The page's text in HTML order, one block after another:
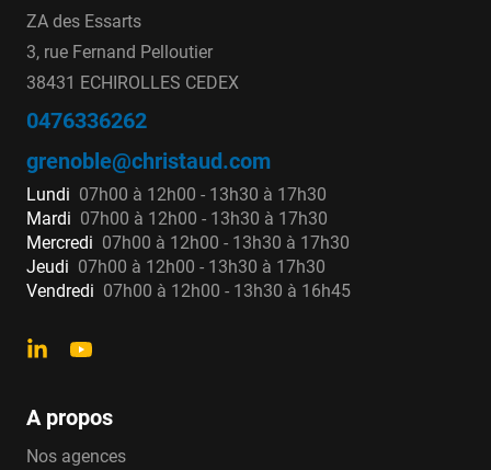
ZA des Essarts
3, rue Fernand Pelloutier
38431 ECHIROLLES CEDEX
0476336262
grenoble@christaud.com
Lundi 07h00 à 12h00 - 13h30 à 17h30
Mardi 07h00 à 12h00 - 13h30 à 17h30
Mercredi 07h00 à 12h00 - 13h30 à 17h30
Jeudi 07h00 à 12h00 - 13h30 à 17h30
Vendredi 07h00 à 12h00 - 13h30 à 16h45
A propos
Nos agences